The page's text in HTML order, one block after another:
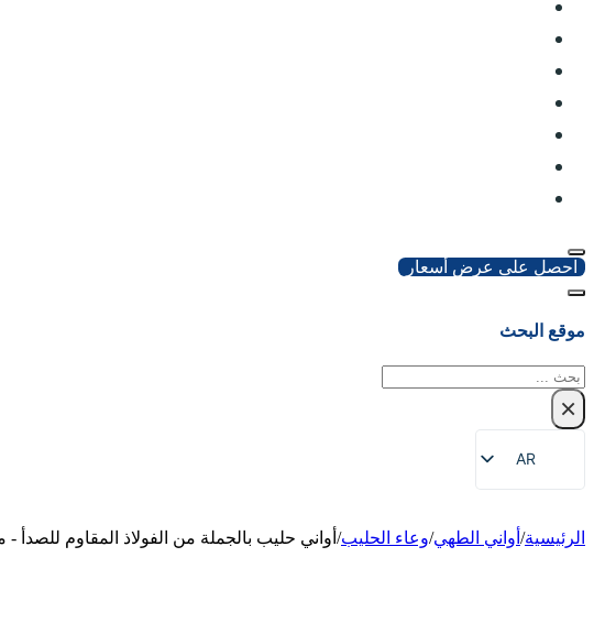
احصل على عرض أسعار
موقع البحث
بحث
×
AR
EN
ZH
الرئيسية/ أواني الطهي/وعاء الحليب/ أواني حليب بالجملة من الفولاذ المقاوم